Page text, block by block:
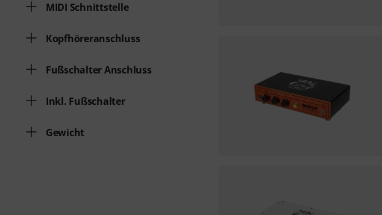
MIDI Schnittstelle
Kopfhöreranschluss
Fußschalter Anschluss
Inkl. Fußschalter
Gewicht